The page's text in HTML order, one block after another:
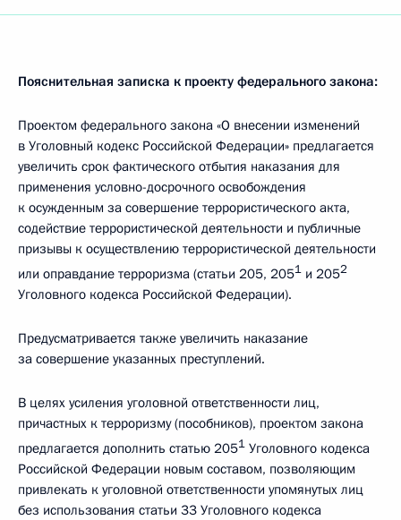
Пояснительная записка к проекту федерального закона:
Проектом федерального закона «О внесении изменений
в Уголовный кодекс Российской Федерации» предлагается
увеличить срок фактического отбытия наказания для
применения условно-досрочного освобождения
к осужденным за совершение террористического акта,
содействие террористической деятельности и публичные
призывы к осуществлению террористической деятельности
или оправдание терроризма (статьи 205, 2051 и 2052
Уголовного кодекса Российской Федерации).
Предусматривается также увеличить наказание
за совершение указанных преступлений.
В целях усиления уголовной ответственности лиц,
причастных к терроризму (пособников), проектом закона
предлагается дополнить статью 2051 Уголовного кодекса
Российской Федерации новым составом, позволяющим
привлекать к уголовной ответственности упомянутых лиц
без использования статьи 33 Уголовного кодекса